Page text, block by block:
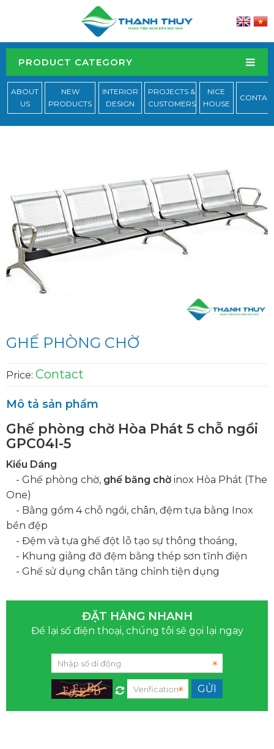
PRODUCT CATEGORY
ABOUT
US
NEW
PRODUCTS
INTERIOR
DESIGN
PROJECTS &
CUSTOMERS
NICE
HOUSE
GHẾ PHÒNG CHỜ
Price: Contact
Mô tả sản phẩm
Ghế phòng chờ Hòa Phát 5 chỗ ngồi
GPC04I-5
Kiểu Dáng
- Ghế phòng chờ, ghế băng chờ inox Hòa Phát (The
One)
- Bằng gồm 4 chỗ ngồi, chân, đệm tựa bằng Inox
bền đệp
- Đệm và tựa ghế đột lỗ tạo sự thông thoáng,
- Khung giằng đỡ đệm bằng thép sơn tĩnh điện
- Ghế sử dụng chân tăng chỉnh tiện dụng
ĐẶT HÀNG NHANH
Để lại số điện thoại, chúng tôi sẽ gọi lại ngay